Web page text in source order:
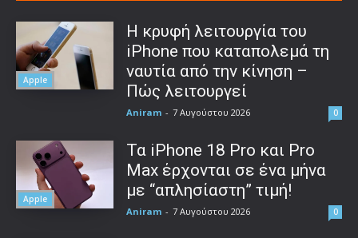
Apple
Η κρυφή λειτουργία του
iPhone που καταπολεμά τη
ναυτία από την κίνηση –
Πώς λειτουργεί
Aniram - 7 Αυγούστου 2026 0
Apple
Τα iPhone 18 Pro και Pro
Max έρχονται σε ένα μήνα
με “απλησίαστη” τιμή!
Aniram - 7 Αυγούστου 2026 0